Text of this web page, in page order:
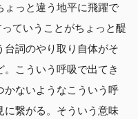
ょっと違う地平に飛躍で
ていうことがちょっと醍
詞のやり取り自体がそ
こういう呼吸で出てき
かないようなこういう呼
に繋がる。そういう意味